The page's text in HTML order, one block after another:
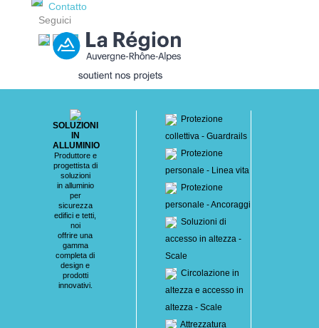
Contatto
Seguici
SOLUZIONI
IN
ALLUMINIO
Produttore e
progettista di
soluzioni
in alluminio
per
sicurezza
edifici e tetti,
noi
offrire una
gamma
completa di
design e
prodotti
innovativi.
Protezione
collettiva - Guardrails
Protezione
personale - Linea vita
Protezione
personale - Ancoraggi
Soluzioni di
accesso in altezza -
Scale
Circolazione in
altezza e accesso in
altezza - Scale
Attrezzatura